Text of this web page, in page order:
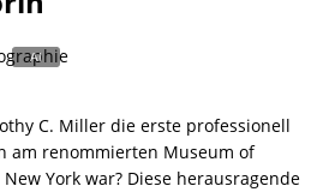
C. Miller die erste professionell
am renommierten Museum of
York war? Diese herausragende